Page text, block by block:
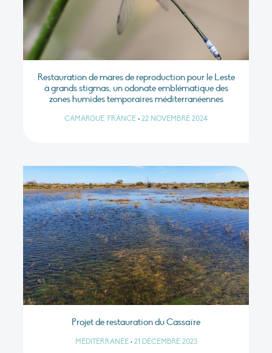
Restauration de mares de reproduction pour le Leste
à grands stigmas, un odonate emblématique des
zones humides temporaires méditerranéennes
CAMARGUE, FRANCE • 22 NOVEMBRE 2024
Projet de restauration du Cassaïre
MÉDITERRANÉE • 21 DÉCEMBRE 2023